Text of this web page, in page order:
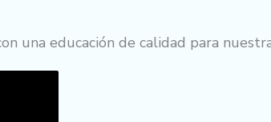
una educación de calidad para